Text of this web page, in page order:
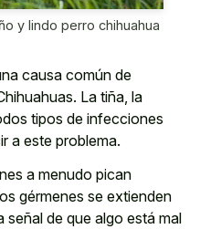
y lindo perro chihuahua
causa común de
La tiña, la
tipos de infecciones
a este problema.
a menudo pican
gérmenes se extienden
señal de que algo está mal